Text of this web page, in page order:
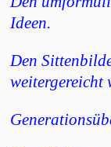
Ideen.
Den
weitergereicht